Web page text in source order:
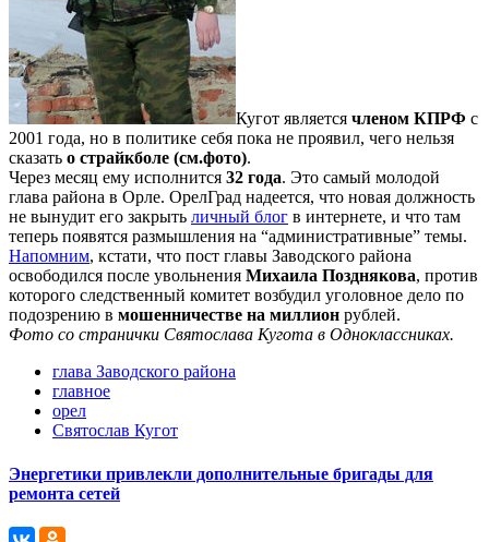
Кугот является членом КПРФ с
2001 года, но в политике себя пока не проявил, чего нельзя
сказать о страйкболе (см.фото).
Через месяц ему исполнится 32 года. Это самый молодой
глава района в Орле. ОрелГрад надеется, что новая должность
не вынудит его закрыть личный блог в интернете, и что там
теперь появятся размышления на “административные” темы.
Напомним, кстати, что пост главы Заводского района
освободился после увольнения Михаила Позднякова, против
которого следственный комитет возбудил уголовное дело по
подозрению в мошенничестве на миллион рублей.
Фото со странички Святослава Кугота в Одноклассниках.
глава Заводского района
главное
орел
Святослав Кугот
Энергетики привлекли дополнительные бригады для
ремонта сетей